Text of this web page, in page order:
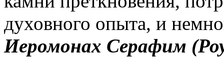
духовного опыта, и
Иеромонах Серафим